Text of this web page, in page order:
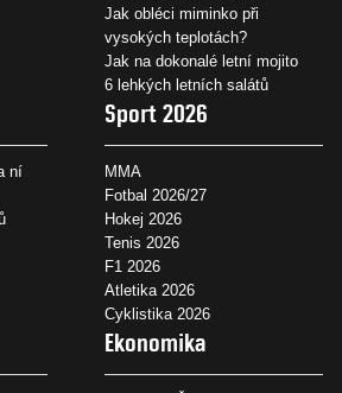
Jak obléci miminko při
vysokých teplotách?
Jak na dokonalé letní mojito
6 lehkých letních salátů
ní
Sport 2026
MMA
Fotbal 2026/27
Hokej 2026
Tenis 2026
F1 2026
Atletika 2026
Cyklistika 2026
Ekonomika